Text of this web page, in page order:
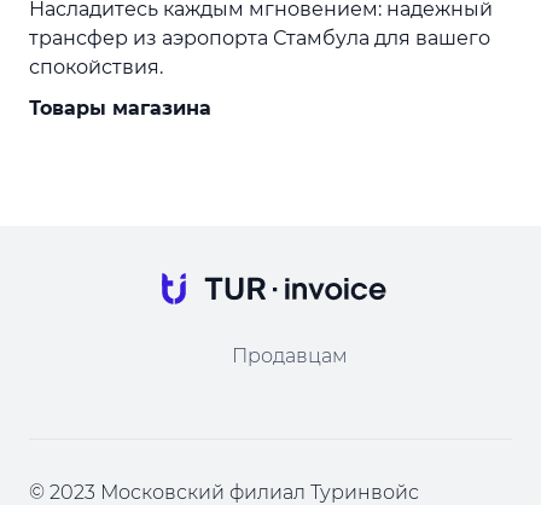
Насладитесь каждым мгновением: надежный
трансфер из аэропорта Стамбула для вашего
спокойствия.
Товары магазина
Продавцам
© 2023 Московский филиал Туринвойс